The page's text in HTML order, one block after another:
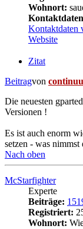
Wohnort:
Kontaktdaten
Website
Zitat
Beitragvon
Die neuesten
Versionen !
Es ist auch enorm
setzen - was nimmst
Nach oben
McStarfighter
Experte
Beiträge:
Registriert:
Wohnort: